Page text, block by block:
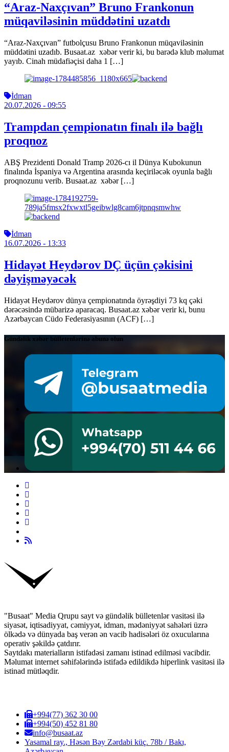
“Araz-Naxçıvan” Bruno Frankonun
müqaviləsinin müddətini uzatdı
“Araz-Naxçıvan” futbolçusu Bruno Frankonun müqaviləsinin
müddətini uzadıb. Busaat.az xəbər verir ki, bu barədə klub məlumat
yayıb. Cinah müdafiəçisi daha 1 […]
İdman
20.07.2026 - 09:55
Trampdan çempionatın finalı ilə bağlı
proqnoz
ABŞ Prezidenti Donald Tramp 2026-cı il Dünya Kubokunun
finalında İspaniya və Argentina arasında keçiriləcək oyunla bağlı
proqnozunu verib. Busaat.az xəbər […]
İdman
16.07.2026 - 13:33
Hidayət Heydərov DÇ üçün çəkisini
dəyişməyəcək
Hidayət Heydərov dünya çempionatında öyrəşdiyi 73 kq çəki
dərəcəsində mübarizə aparacaq. Busaat.az xəbər verir ki, bunu
Azərbaycan Cüdo Federasiyasının (ACF) […]
Gündəlik xəbər bülletenlərinə abunə olun
"Busaat" Media Qrupu sayt və gündəlik bülletenlər vasitəsi ilə
siyasət, iqtisadiyyat, cəmiyyət, idman, mədəniyyət sahələri üzrə
ölkədə və dünyada baş verən ən vacib hadisələri öz oxucularına
operativ şəkildə çatdırır.
Saytdakı materialların istifadəsi zamanı istinad edilməsi vacibdir.
Məlumat internet səhifələrində istifadə edildikdə hiperlink vasitəsi ilə
istinad mütləqdir.
+994(77) 362 30 00
+994(50) 452 81 80
info@busaat.az
Yasamal ray., Həsən Bəy Zərdabi küç. 78b / Bakı,